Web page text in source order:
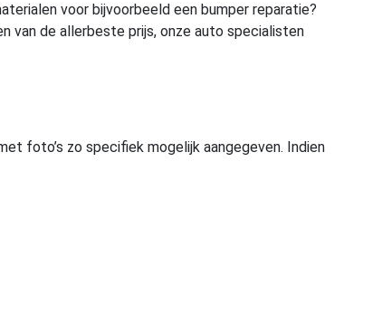
voor bijvoorbeeld een bumper reparatie?
van de allerbeste prijs, onze auto specialisten
foto’s zo specifiek mogelijk aangegeven. Indien